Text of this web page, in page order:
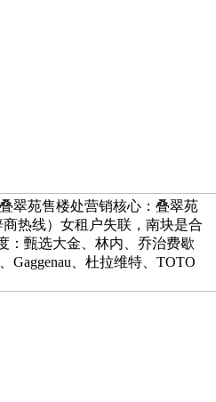
翠苑售楼处营销核心：叠翠苑
热线）女租户失联，南块是合
：甄选大金、林内、乔治费歇
Gaggenau、杜拉维特、TOTO